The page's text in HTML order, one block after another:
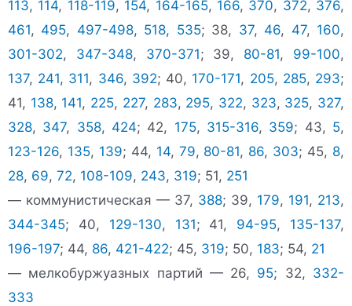
113, 114, 118-119, 154, 164-165, 166, 370, 372, 376,
461, 495, 497-498, 518, 535; 38, 37, 46, 47, 160,
301-302, 347-348, 370-371; 39, 80-81, 99-100,
137, 241, 311, 346, 392; 40, 170-171, 205, 285, 293;
41, 138, 141, 225, 227, 283, 295, 322, 323, 325, 327,
328, 347, 358, 424; 42, 175, 315-316, 359; 43, 5,
123-126, 135, 139; 44, 14, 79, 80-81, 86, 303; 45, 8,
28, 69, 72, 108-109, 243, 319; 51, 251
— коммунистическая — 37, 388; 39, 179, 191, 213,
344-345; 40, 129-130, 131; 41, 94-95, 135-137,
196-197; 44, 86, 421-422; 45, 319; 50, 183; 54, 21
— мелкобуржуазных партий — 26, 95; 32, 332-
333